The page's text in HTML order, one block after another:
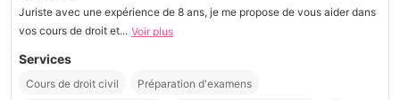
Juriste avec une expérience de 8 ans, je me propose de vous aider dans
vos cours de droit et... Voir plus
Services
Cours de droit civil Préparation d'examens